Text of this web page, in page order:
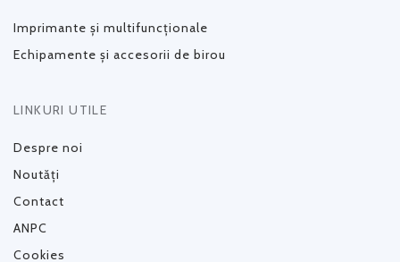
Imprimante și multifuncționale
Echipamente și accesorii de birou
LINKURI UTILE
Despre noi
Noutăți
Contact
ANPC
Cookies